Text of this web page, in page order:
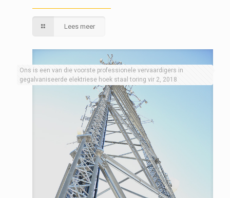
Lees meer
Ons is een van die voorste professionele vervaardigers in
gegalvaniseerde elektriese hoek staal toring vir 2, 2018